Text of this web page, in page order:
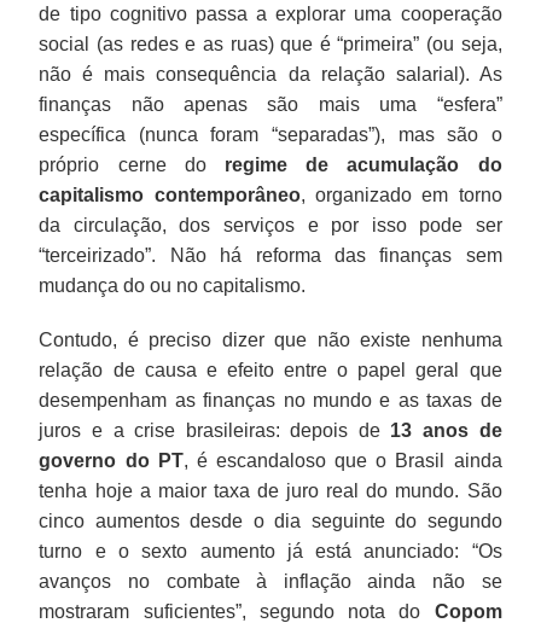
de tipo cognitivo passa a explorar uma cooperação
social (as redes e as ruas) que é “primeira” (ou seja,
não é mais consequência da relação salarial). As
finanças não apenas são mais uma “esfera”
específica (nunca foram “separadas”), mas são o
próprio cerne do regime de acumulação do
capitalismo contemporâneo, organizado em torno
da circulação, dos serviços e por isso pode ser
“terceirizado”. Não há reforma das finanças sem
mudança do ou no capitalismo.
Contudo, é preciso dizer que não existe nenhuma
relação de causa e efeito entre o papel geral que
desempenham as finanças no mundo e as taxas de
juros e a crise brasileiras: depois de 13 anos de
governo do PT, é escandaloso que o Brasil ainda
tenha hoje a maior taxa de juro real do mundo. São
cinco aumentos desde o dia seguinte do segundo
turno e o sexto aumento já está anunciado: “Os
avanços no combate à inflação ainda não se
mostraram suficientes”, segundo nota do Copom